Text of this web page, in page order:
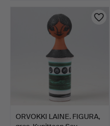
ORVOKKI LAINE. FIGURA,